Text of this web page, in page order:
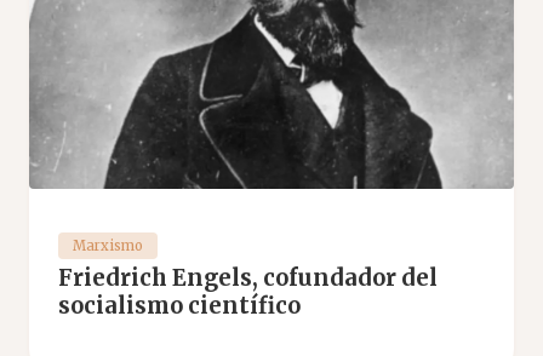
Marxismo
Friedrich Engels, cofundador del
socialismo científico